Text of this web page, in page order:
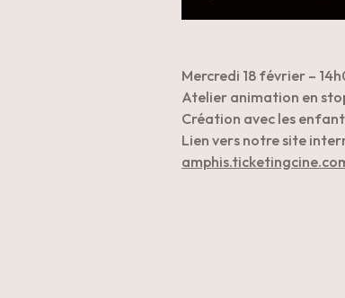
Mercredi 18 février –
Atelier animation en
Création avec les
Lien vers notre site